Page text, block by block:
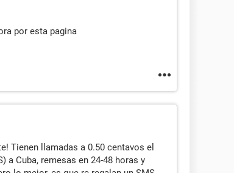
por esta pagina
Tienen llamadas a 0.50 centavos el
a Cuba, remesas en 24-48 horas y